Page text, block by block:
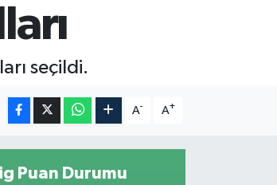
seçildi.
A- A+
Puan Durumu